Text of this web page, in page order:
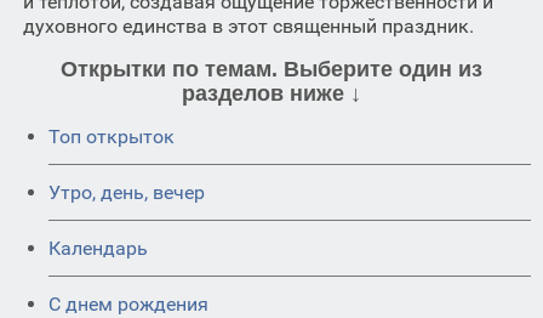
духовного единства в этот священный праздник.
Открытки по темам. Выберите один из
разделов ниже ↓
Топ открыток
Утро, день, вечер
Календарь
C днем рождения